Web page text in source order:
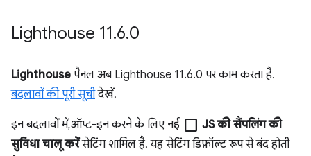
Lighthouse 11.6.0
Lighthouse पैनल अब Lighthouse 11.6.0 पर काम करता है.
बदलावों की पूरी सूचीदेखें.
इन बदलावों में, ऑप्ट-इन करने के लिए नई check_box_outline_blank JS की सैंपलिंग की
सुविधा चालू करेंसेटिंग शामिल है. यह सेटिंग डिफ़ॉल्ट रूप से बंद होती